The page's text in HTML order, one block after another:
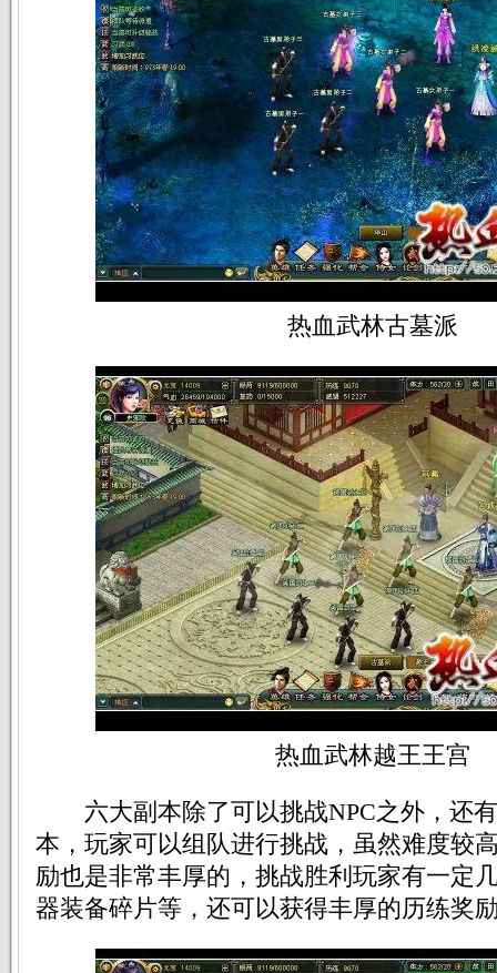
热血武林古墓派
热血武林越王王宫
六大副本除了可以挑战NPC之外，还
本，玩家可以组队进行挑战，虽然难度较
励也是非常丰厚的，挑战胜利玩家有一定
器装备碎片等，还可以获得丰厚的历练奖